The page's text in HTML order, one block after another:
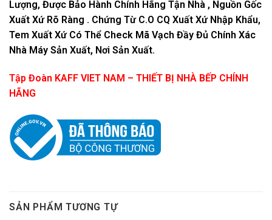
Lượng, Được Bảo Hành Chính Hãng Tận Nhà , Nguồn Gốc
Xuất Xứ Rõ Ràng . Chứng Từ C.O CQ Xuất Xứ Nhập Khẩu,
Tem Xuất Xứ Có Thể Check Mã Vạch Đầy Đủ Chính Xác
Nhà Máy Sản Xuất, Nơi Sản Xuất.
Tập Đoàn KAFF VIET NAM – THIẾT BỊ NHÀ BẾP CHÍNH
HÃNG
SẢN PHẨM TƯƠNG TỰ